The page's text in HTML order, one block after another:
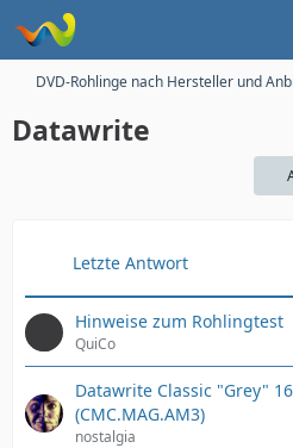
DVD-Rohlinge nach Hersteller und
Datawrite
Letzte Antwort
Hinweise zum Rohlingtest
QuiCo
Datawrite Classic "Grey"
(CMC.MAG.AM3)
nostalgia